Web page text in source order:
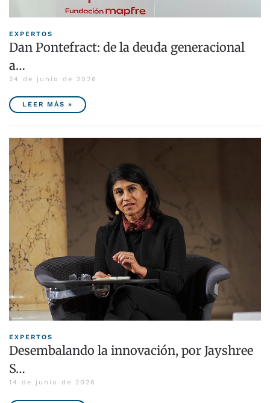
EXPERTOS
Dan Pontefract: de la deuda generacional
a…
24 de junio de 2026
LEER MÁS »
EXPERTOS
Desembalando la innovación, por Jayshree
S…
14 de junio de 2026